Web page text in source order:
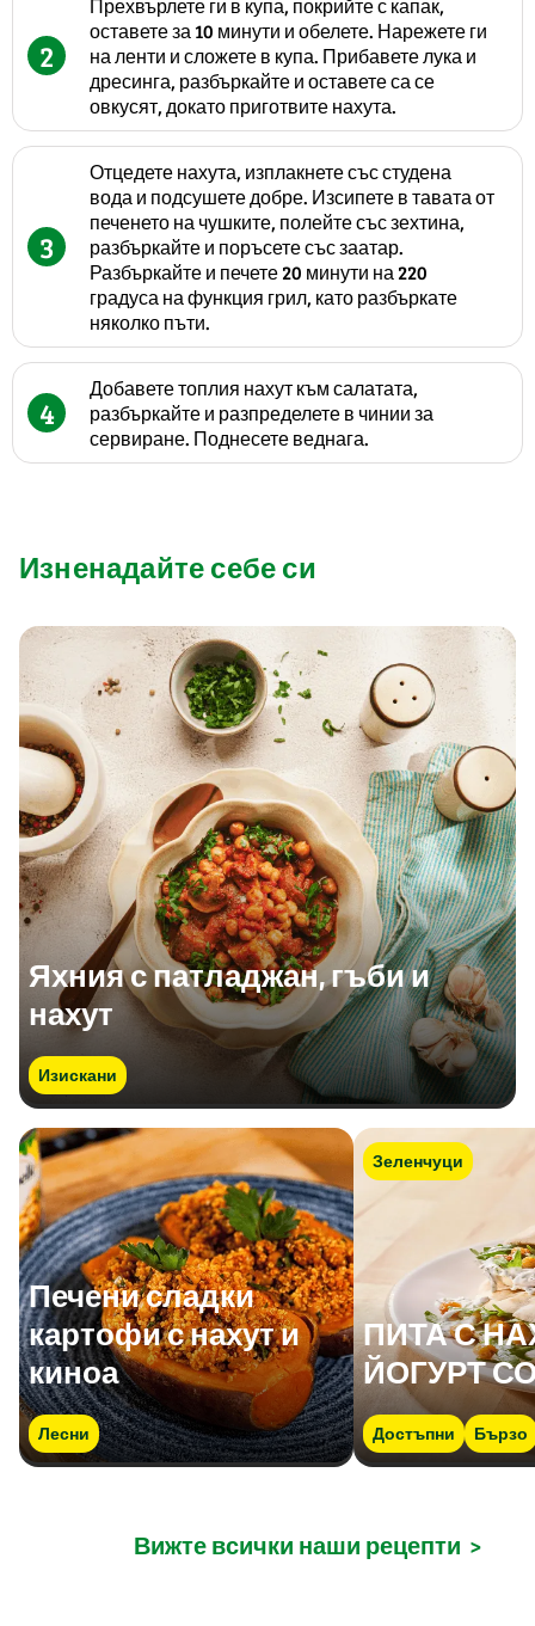
2
Прехвърлете ги в купа, покрийте с капак,
оставете за 10 минути и обелете. Нарежете ги
на ленти и сложете в купа. Прибавете лука и
дресинга, разбъркайте и оставете са се
овкусят, докато приготвите нахута.
3
Отцедете нахута, изплакнете със студена
вода и подсушете добре. Изсипете в тавата от
печенето на чушките, полейте със зехтина,
разбъркайте и поръсете със заатар.
Разбъркайте и печете 20 минути на 220
градуса на функция грил, като разбъркате
няколко пъти.
4
Добавете топлия нахут към салатата,
разбъркайте и разпределете в чинии за
сервиране. Поднесете веднага.
Изненадайте себе си
Яхния с патладжан, гъби и
нахут
Изискани
Печени сладки
картофи с нахут и
киноа
Лесни
Зеленчуци
ПИТА С
ЙОГУРТ
Достъпни Бързо
Вижте всички наши рецепти >